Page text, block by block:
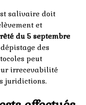
salivaire doit
et
du 5 septembre
des
peut
irrecevabilité
juridictions.